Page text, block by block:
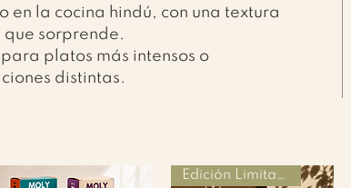
en la cocina hindú, con una textura
que sorprende.
platos más intensos o
distintas.
Edición Limitada